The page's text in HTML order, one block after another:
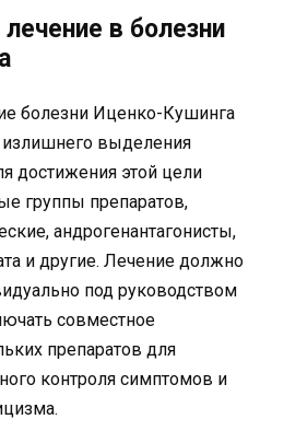
в болезни
болезни Иценко-Кушинга
излишнего выделения
достижения этой цели
группы препаратов,
андрогенантагонисты,
и другие. Лечение должно
под руководством
совместное
препаратов для
контроля симптомов и